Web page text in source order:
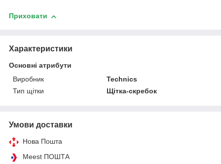
Приховати
Характеристики
Основні атрибути
Виробник
Technics
Тип щітки
Щітка-скребок
Умови доставки
Нова Пошта
Meest ПОШТА